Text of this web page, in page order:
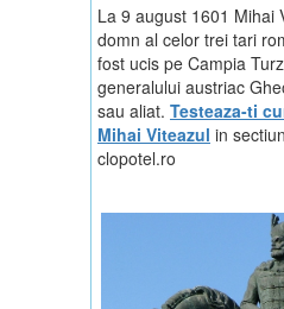
La 9 august 1601 Mihai
domn al celor trei tari
fost ucis pe Campia
generalului austriac
sau aliat. Testeaza-ti
Mihai Viteazul in
clopotel.ro